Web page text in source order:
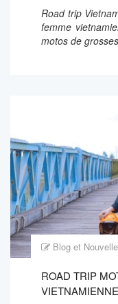
Road trip
femme
motos de
Blog et
ROAD TRIP